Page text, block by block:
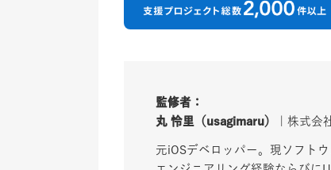
監修者：
丸 怜里（usagimaru）
| 株式会
元iOSデベロッパー。現ソフト